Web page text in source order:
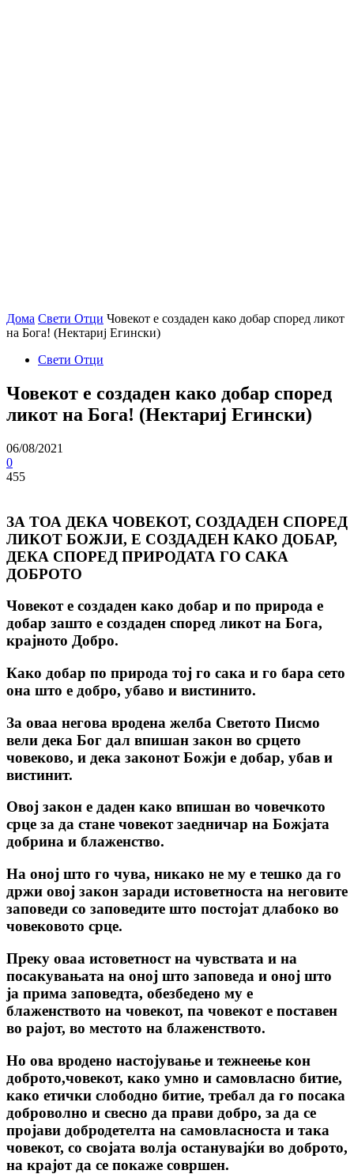
Дома Свети Отци Човекот е создаден како добар според ликот
на Бога! (Нектариј Егински)
Свети Отци
Човекот е создаден како добар според
ликот на Бога! (Нектариј Егински)
06/08/2021
0
455
ЗА ТОА ДЕКА ЧОВЕКОТ, СОЗДАДЕН СПОРЕД
ЛИКОТ БОЖЈИ, Е СОЗДАДЕН КАКО ДОБАР,
ДЕКА СПОРЕД ПРИРОДАТА ГО САКА
ДОБРОТО
Човекот е создаден како добар и по природа е
добар зашто е создаден според ликот на Бога,
крајното Добро.
Како добар по природа тој го сака и го бара сето
она што е добро, убаво и вистинито.
За оваа негова вродена желба Светото Писмо
вели дека Бог дал впишан закон во срцето
човеково, и дека законот Божји е добар, убав и
вистинит.
Овој закон е даден како впишан во човечкото
срце за да стане човекот заедничар на Божјата
добрина и блаженство.
На оној што го чува, никако не му е тешко да го
држи овој закон заради истоветноста на неговите
заповеди co заповедите што постојат длабоко во
човековото срце.
Преку оваа истоветност на чувствата и на
посакувањата на оној што заповеда и оној што
ja прима заповедта, обезбедено му е
блаженството на човекот, па човекот е поставен
во рајот, во местото на блаженството.
Но ова вродено настојување и тежнеење кон
доброто,човекот, како умно и самовласно битие,
како етички слободно битие, требал да го посака
доброволно и свесно да прави добро, за да се
пројави добродетелта на самовласноста и така
човекот, co својата волја останувајќи во доброто,
на крајот да се покаже совршен.